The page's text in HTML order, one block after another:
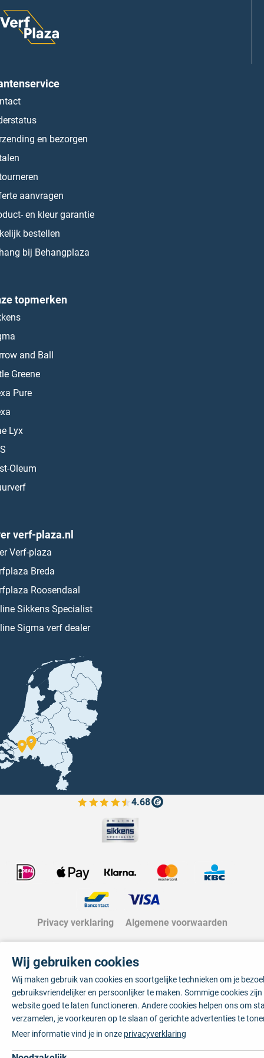
en bezorgen
aanvragen
en kleur garantie
bestellen
bij Behangplaza
topmerken
and Ball
Greene
Pure
Lyx
Oleum
verf-plaza.nl
Verf-plaza
Breda
Roosendaal
Sikkens Specialist
Sigma verf dealer
4.68
Bekijk de verfplaza beoordelingen
Privacy verklaring Algemene voorwaarden
Wij gebruiken cookies
Wij maken gebruik van cookies en soortgelijke technieken om je
gebruiksvriendelijker en persoonlijker te maken. Sommige cookies
website goed te laten functioneren. Andere cookies helpen ons om
verzamelen, je voorkeuren op te slaan of gerichte advertenties te
Meer informatie vind je in onze privacyverklaring